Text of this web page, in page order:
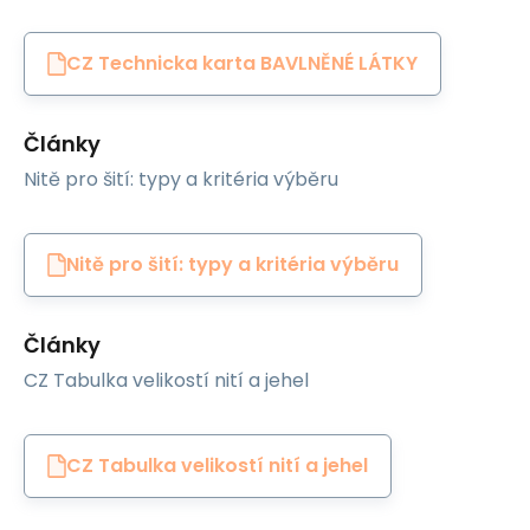
CZ Technicka karta BAVLNĚNÉ LÁTKY
Články
Nitě pro šití: typy a kritéria výběru
Nitě pro šití: typy a kritéria výběru
Články
CZ Tabulka velikostí nití a jehel
CZ Tabulka velikostí nití a jehel